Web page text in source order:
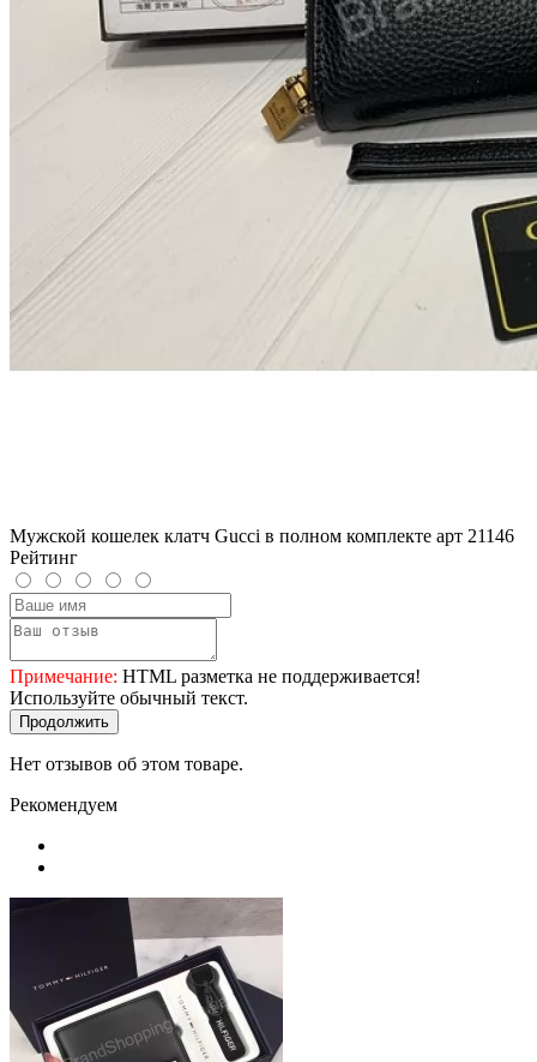
Мужской кошелек клатч Gucci в полном комплекте арт 21146
Рейтинг
Примечание: HTML разметка не поддерживается!
Используйте обычный текст.
Продолжить
Нет отзывов об этом товаре.
Рекомендуем